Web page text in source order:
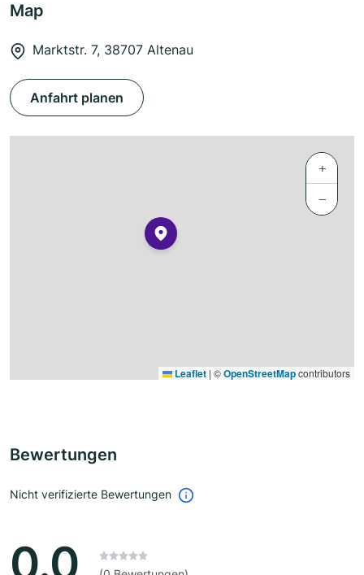
Map
Marktstr. 7, 38707 Altenau
Anfahrt planen
+
−
Leaflet | ©OpenStreetMapcontributors
Bewertungen
Nicht verifizierte Bewertungen
0.0